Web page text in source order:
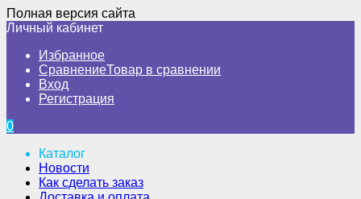
Полная версия сайта
Личный кабинет
Избранное
СравнениеТовар в сравнении
Вход
Регистрация
0
Каталог
Новости
Как сделать заказ